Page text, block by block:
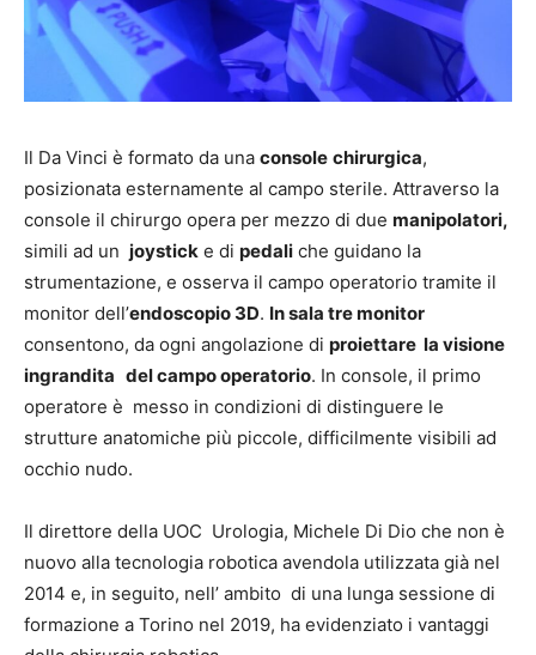
Il Da Vinci è formato da una console chirurgica,
posizionata esternamente al campo sterile. Attraverso la
console il chirurgo opera per mezzo di due manipolatori,
simili ad un joystick e di pedali che guidano la
strumentazione, e osserva il campo operatorio tramite il
monitor dell’endoscopio 3D. In sala tre monitor
consentono, da ogni angolazione di proiettare la visione
ingrandita del campo operatorio. In console, il primo
operatore è messo in condizioni di distinguere le
strutture anatomiche più piccole, difficilmente visibili ad
occhio nudo.
Il direttore della UOC Urologia, Michele Di Dio che non è
nuovo alla tecnologia robotica avendola utilizzata già nel
2014 e, in seguito, nell’ ambito di una lunga sessione di
formazione a Torino nel 2019, ha evidenziato i vantaggi